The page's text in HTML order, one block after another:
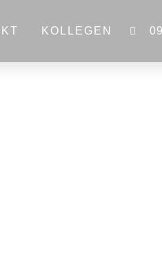
KOLLEGEN